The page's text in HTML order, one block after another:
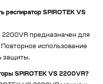
респиратор SPIROTEK VS
2200VR предназначен для
использование
защиты.
SPIROTEK VS 2200VR?